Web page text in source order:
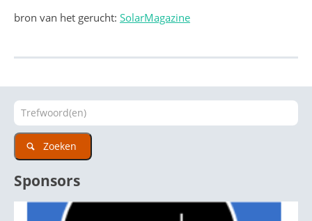
bron van het gerucht: SolarMagazine
Zoeken
Sponsors